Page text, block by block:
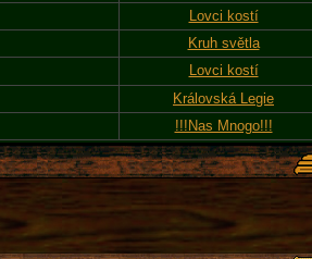
Lovci kostí
Kruh světla
Lovci kostí
Královská Legie
!!!Nas Mnogo!!!